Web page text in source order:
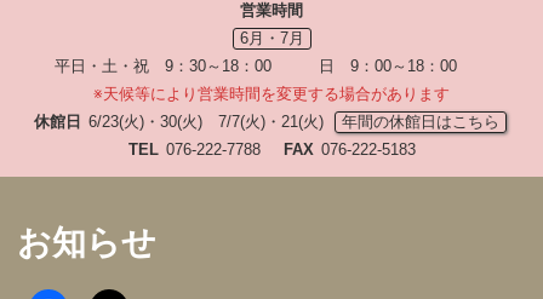
営業時間
6月・7月
平日・土・祝 9：30～18：00 日 9：00～18：00
※天候等により営業時間を変更する場合があります
休館日 6/23(火)・30(火) 7/7(火)・21(火)
年間の休館日はこちら
TEL 076-222-7788 FAX 076-222-5183
お知らせ